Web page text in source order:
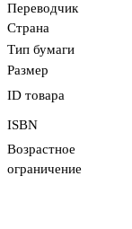
Переводчик
Страна
Тип бумаги
Размер
ID товара
ISBN
Возрастное
ограничение